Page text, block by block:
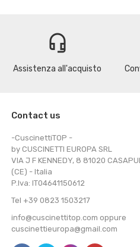
headset_mic
Assistenza all'acquisto
Contact us
-CuscinettiTOP -
by CUSCINETTI EUROPA SRL
VIA J F KENNEDY, 8 81020
(CE) - Italia
P.Iva: IT04641150612
Tel +39 0823 1503217
info@cuscinettitop.com oppure
cuscinettieuropa@gmail.com